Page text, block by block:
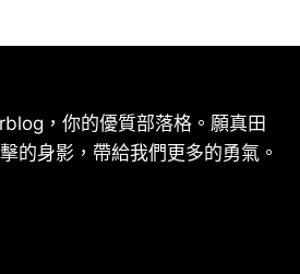
，你的優質部落格。願真田
的身影，帶給我們更多的勇氣。